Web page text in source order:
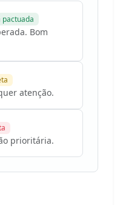
pactuada
Bom
atenção.
prioritária.